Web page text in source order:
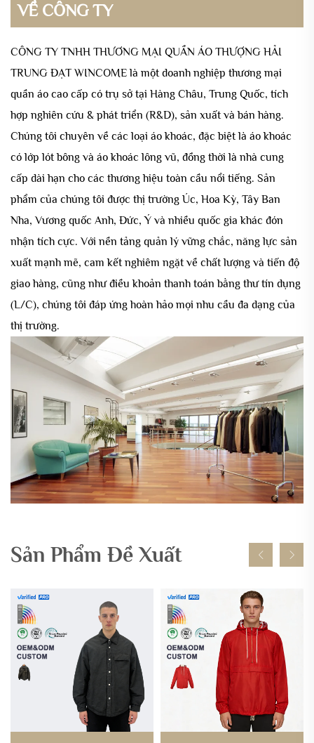
VỀ CÔNG TY
CÔNG TY TNHH THƯƠNG MẠI QUẦN ÁO THƯỢNG HẢI
TRUNG ĐẠT WINCOME là một doanh nghiệp thương mại
quần áo cao cấp có trụ sở tại Hàng Châu, Trung Quốc, tích
hợp nghiên cứu & phát triển (R&D), sản xuất và bán hàng.
Chúng tôi chuyên về các loại áo khoác, đặc biệt là áo khoác
có lớp lót bông và áo khoác lông vũ, đồng thời là nhà cung
cấp dài hạn cho các thương hiệu toàn cầu nổi tiếng. Sản
phẩm của chúng tôi được thị trường Úc, Hoa Kỳ, Tây Ban
Nha, Vương quốc Anh, Đức, Ý và nhiều quốc gia khác đón
nhận tích cực. Với nền tảng quản lý vững chắc, năng lực sản
xuất mạnh mẽ, cam kết nghiêm ngặt về chất lượng và tiến độ
giao hàng, cũng như điều khoản thanh toán bằng thư tín dụng
(L/C), chúng tôi đáp ứng hoàn hảo mọi nhu cầu đa dạng của
thị trường.
Sản Phẩm Đề Xuất